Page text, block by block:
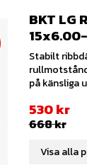
BKT LG
Stabilt
på känsliga
Nedsatt
530kr
Ordinarie
668kr
Visa alla